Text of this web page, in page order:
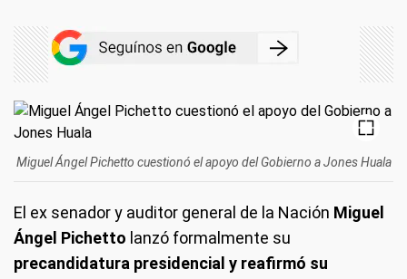
Miguel Ángel Pichetto cuestionó el apoyo del Gobierno a Jones Huala
El ex senador y auditor general de la Nación Miguel
Ángel Pichetto lanzó formalmente su
precandidatura presidencial y reafirmó su